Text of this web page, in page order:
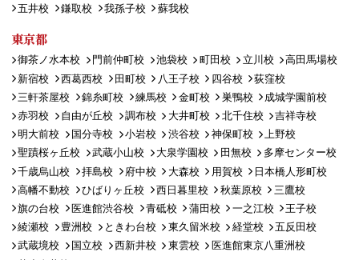
五井校 鎌取校 我孫子校 蘇我校
東京都
御茶ノ水本校 門前仲町校 池袋校 町田校 立川校
高田馬場校
新宿校
西葛西校 田町校 八王子校 四谷校
荻窪校
三軒茶屋校
錦糸町校 練馬校 金町校 巣鴨校
成城学園前校
赤羽校
自由が丘校 調布校 大井町校 北千住校
吉祥寺校
明大前校
国分寺校 小岩校 渋谷校 神保町校
上野校
聖蹟桜ヶ丘校
武蔵小山校 大泉学園校 田無校
多摩センター校
千歳烏山校
拝島校 府中校 大森校 用賀校
日本橋人形町校
高幡不動校
ひばりヶ丘校 西日暮里校 秋葉原校
三鷹校
旗の台校
医進館渋谷校 青砥校 蒲田校 一之江校
王子校
綾瀬校
豊洲校 ときわ台校 東久留米校 経堂校
五反田校
武蔵境校
国立校 西新井校 東雲校
医進館東京八重洲校